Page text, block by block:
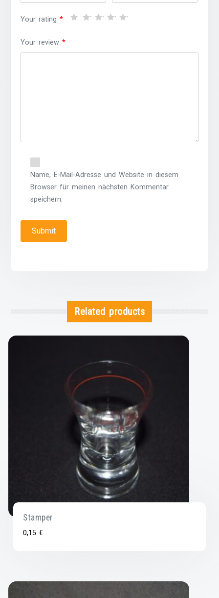
Your rating*
Your review*
Name, E-Mail-Adresse und Website in diesem
Browser für meinen nächsten Kommentar
speichern.
Related products
Stamper
0,15€